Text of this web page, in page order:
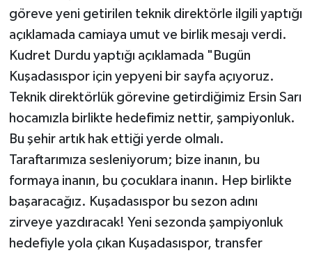
göreve yeni getirilen teknik direktörle ilgili yaptığı
açıklamada camiaya umut ve birlik mesajı verdi.
Kudret Durdu yaptığı açıklamada "Bugün
Kuşadasıspor için yepyeni bir sayfa açıyoruz.
Teknik direktörlük görevine getirdiğimiz Ersin Sarı
hocamızla birlikte hedefimiz nettir, şampiyonluk.
Bu şehir artık hak ettiği yerde olmalı.
Taraftarımıza sesleniyorum; bize inanın, bu
formaya inanın, bu çocuklara inanın. Hep birlikte
başaracağız. Kuşadasıspor bu sezon adını
zirveye yazdıracak! Yeni sezonda şampiyonluk
hedefiyle yola çıkan Kuşadasıspor, transfer